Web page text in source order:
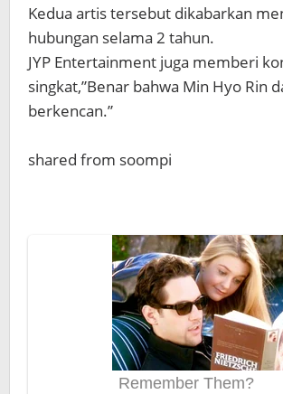
Kedua artis tersebut dikabarkan
hubungan selama 2 tahun.
JYP Entertainment juga memberi
singkat,”Benar bahwa Min Hyo Rin
berkencan.”
shared from soompi